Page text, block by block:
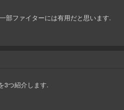
部ファイターには有用だと思います.
3つ紹介します.